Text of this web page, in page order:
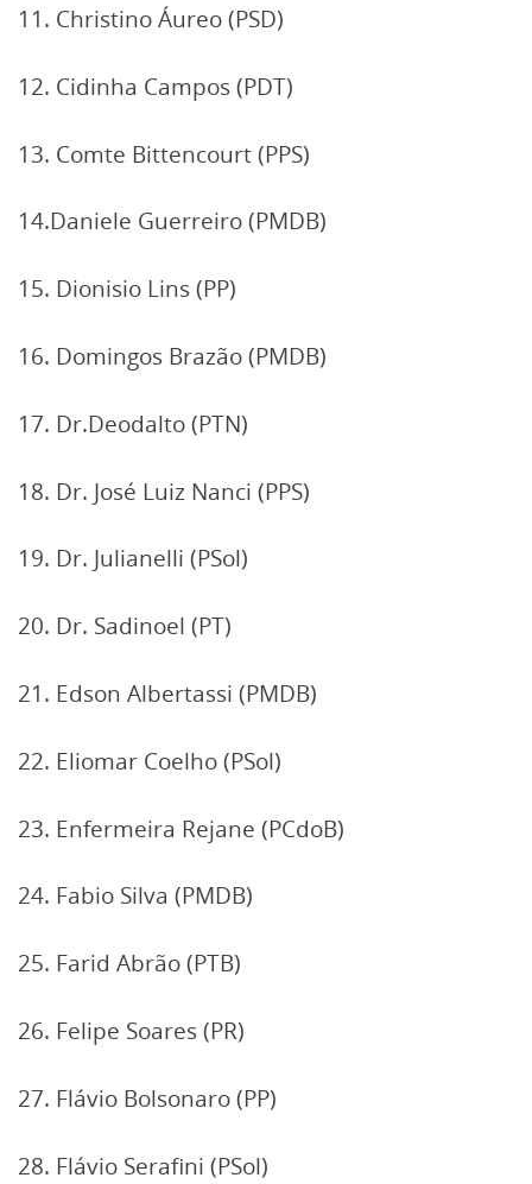
11. Christino Áureo (PSD)
12. Cidinha Campos (PDT)
13. Comte Bittencourt (PPS)
14.Daniele Guerreiro (PMDB)
15. Dionisio Lins (PP)
16. Domingos Brazão (PMDB)
17. Dr.Deodalto (PTN)
18. Dr. José Luiz Nanci (PPS)
19. Dr. Julianelli (PSol)
20. Dr. Sadinoel (PT)
21. Edson Albertassi (PMDB)
22. Eliomar Coelho (PSol)
23. Enfermeira Rejane (PCdoB)
24. Fabio Silva (PMDB)
25. Farid Abrão (PTB)
26. Felipe Soares (PR)
27. Flávio Bolsonaro (PP)
28. Flávio Serafini (PSol)